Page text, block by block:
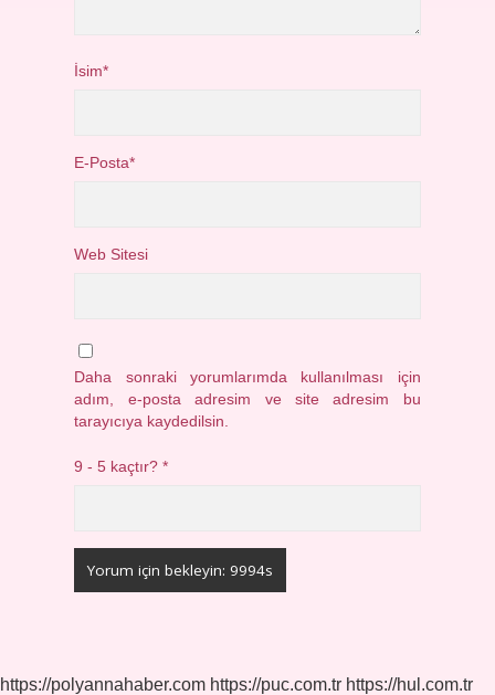
İsim*
E-Posta*
Web Sitesi
Daha sonraki yorumlarımda kullanılması için
adım, e-posta adresim ve site adresim bu
tarayıcıya kaydedilsin.
9 - 5 kaçtır?*
https://polyannahaber.com https://puc.com.tr https://hul.com.tr